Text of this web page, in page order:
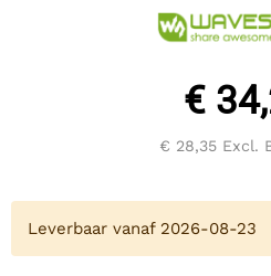
€
€ 28,35 Excl.
Leverbaar vanaf 2026-08-23